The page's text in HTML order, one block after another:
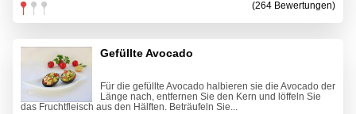
(264 Bewertungen)
Gefüllte Avocado
Für die gefüllte Avocado halbieren sie die Avocado der
Länge nach, entfernen Sie den Kern und löffeln Sie
das Fruchtfleisch aus den Hälften. Beträufeln Sie...